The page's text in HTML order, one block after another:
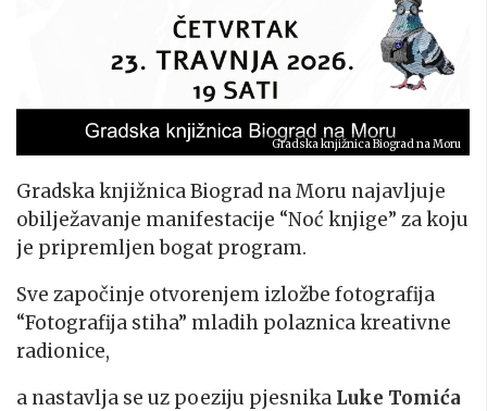
Gradska knjižnica Biograd na Moru
Gradska knjižnica Biograd na Moru najavljuje
obilježavanje manifestacije “Noć knjige” za koju
je pripremljen bogat program.
Sve započinje otvorenjem izložbe fotografija
“Fotografija stiha” mladih polaznica kreativne
radionice,
a nastavlja se uz poeziju pjesnika Luke Tomića